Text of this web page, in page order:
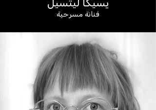
يسيكا ليتسيل
فنانة مسرحية